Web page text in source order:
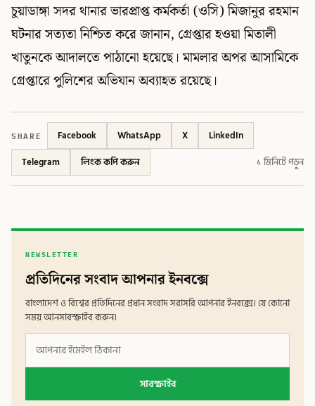
চুয়াডাঙ্গা সদর থানার ভারপ্রাপ্ত কর্মকর্তা (ওসি) মিজানুর রহমান
ঘটনার সত্যতা নিশ্চিত করে জানান, গ্রেপ্তার হওয়া মিতালী
খাতুনকে আদালতে পাঠানো হয়েছে। মামলার অপর আসামিকে
গ্রেপ্তারে পুলিশের অভিযান অব্যাহত রয়েছে।
SHARE Facebook WhatsApp X
LinkedIn
Telegram
লিংক কপি করুন ১ মিনিটে পড়ুন
NEWSLETTER
প্রতিদিনের সংবাদ আপনার ইনবক্সে
বাংলাদেশ ও বিশ্বের প্রতিদিনের প্রধান সংবাদ সরাসরি আপনার ইনবক্সে। যে কোনো
সময় আনসাবস্ক্রাইব করুন।
সাবস্ক্রাইব